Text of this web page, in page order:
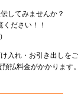
してみませんか？
ださい！！
）
入れ・お引き出しを
払料金がかかります。